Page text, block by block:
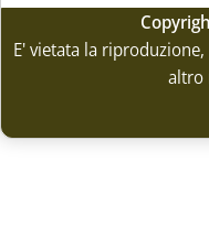
E' vietata la
altro